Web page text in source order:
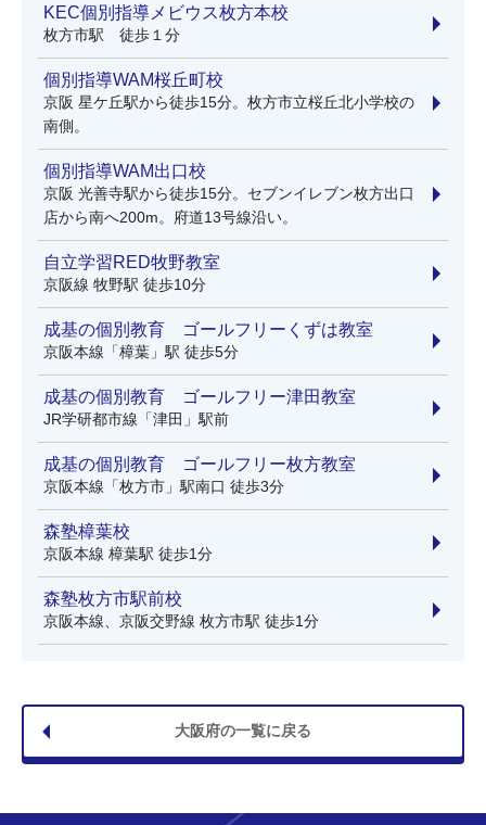
KEC個別指導メビウス枚方本校
枚方市駅 徒歩１分
個別指導WAM桜丘町校
京阪 星ケ丘駅から徒歩15分。枚方市立桜丘北小学校の
南側。
個別指導WAM出口校
京阪 光善寺駅から徒歩15分。セブンイレブン枚方出口
店から南へ200m。府道13号線沿い。
自立学習RED牧野教室
京阪線 牧野駅 徒歩10分
成基の個別教育 ゴールフリーくずは教室
京阪本線「樟葉」駅 徒歩5分
成基の個別教育 ゴールフリー津田教室
JR学研都市線「津田」駅前
成基の個別教育 ゴールフリー枚方教室
京阪本線「枚方市」駅南口 徒歩3分
森塾樟葉校
京阪本線 樟葉駅 徒歩1分
森塾枚方市駅前校
京阪本線、京阪交野線 枚方市駅 徒歩1分
大阪府の一覧に戻る